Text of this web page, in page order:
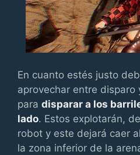
En cuanto estés justo
aprovechar entre
para disparar a los
lado. Estos explotarán,
robot y este dejará caer
la zona inferior de la